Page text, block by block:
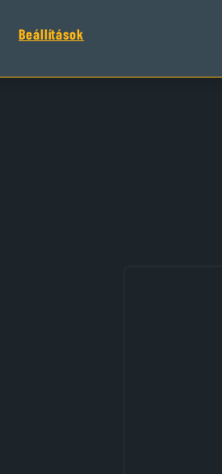
Beállítások